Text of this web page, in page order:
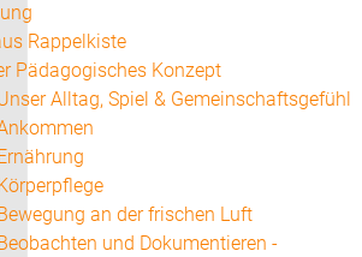
Rappelkiste
Pädagogisches Konzept
Alltag, Spiel & Gemeinschaftsgefühl
an der frischen Luft
und Dokumentieren -